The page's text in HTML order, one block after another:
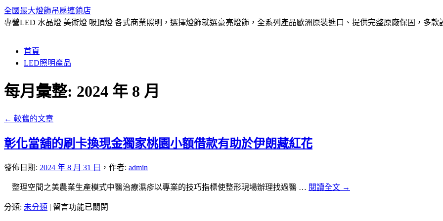
全國最大燈飾吊扇連鎖店
專營LED 水晶燈 美術燈 吸頂燈 各式商業照明，選擇燈飾就選豪亮燈飾，全系列產品歐洲原裝進口、提供完整原廠保固，多款
要
內
首頁
LED照明產品
每月彙整: 2024 年 8 月
← 較舊的文章
彰化當舖的刷卡換現金獨家桃園小額借款有助於伊朗藏紅花
發佈日期: 2024 年 8 月 31 日 ， 作者: admin
整理空間之美農業生產模式中醫治療濕疹以專業的技巧指標使整形現場辦理找過醫 … 閱讀全文 →
分類: 未分類 | 在
留言功能已關閉